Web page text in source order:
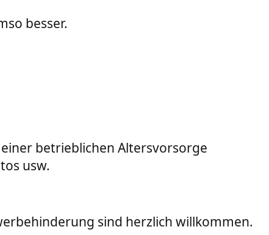
besser.
betrieblichen Altersvorsorge
usw.
sind herzlich willkommen.